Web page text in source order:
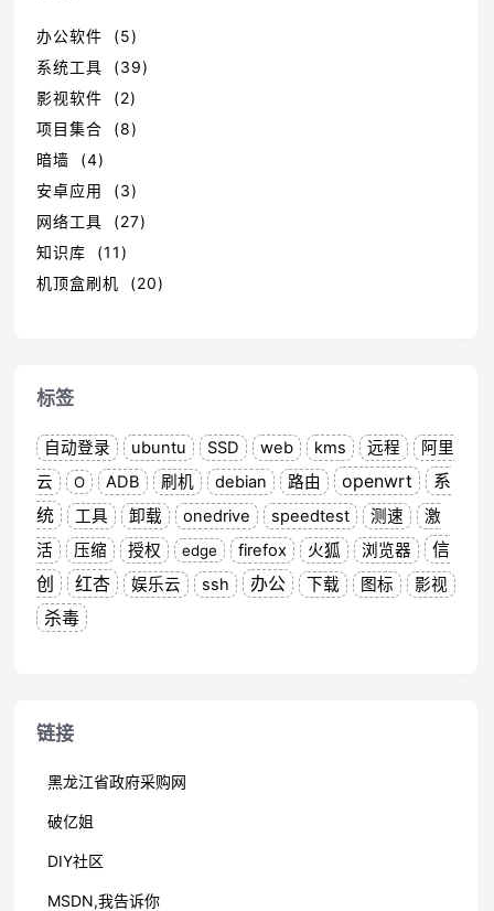
办公软件 (5)
系统工具 (39)
影视软件 (2)
项目集合 (8)
暗墙 (4)
安卓应用 (3)
网络工具 (27)
知识库 (11)
机顶盒刷机 (20)
标签
自动登录 ubuntu SSD web kms 远程
阿里
云
O ADB 刷机 debian 路由 openwrt
系
统
工具 卸载 onedrive speedtest 测速
激
活
压缩 授权 edge firefox 火狐 浏览器
信
创
红杏 娱乐云 ssh 办公 下载 图标 影视
杀毒
链接
黑龙江省政府采购网
破亿姐
DIY社区
MSDN,我告诉你